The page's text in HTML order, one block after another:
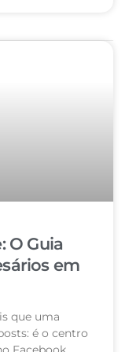
O Guia
em
que uma
é o centro